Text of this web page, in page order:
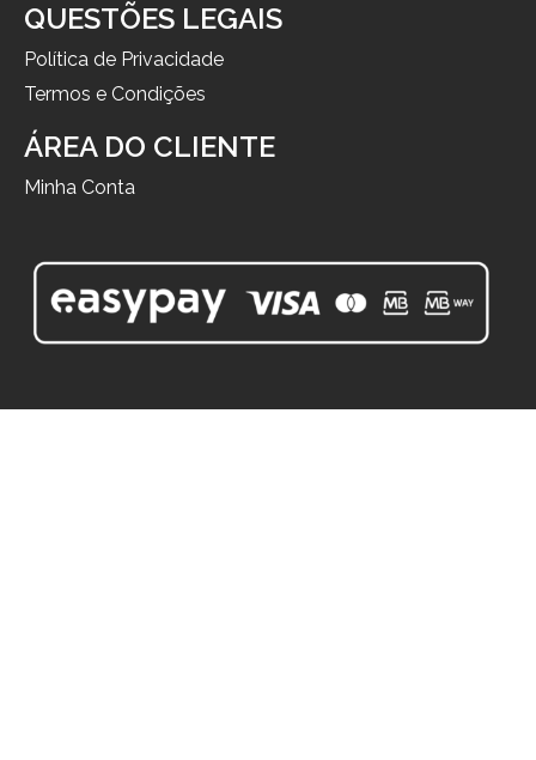
QUESTÕES LEGAIS
Política de Privacidade
Termos e Condições
ÁREA DO CLIENTE
Minha Conta